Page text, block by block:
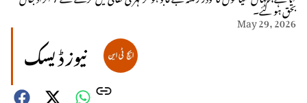
بحق ہو گئے۔
May 29, 2026
نیوز ڈیسک